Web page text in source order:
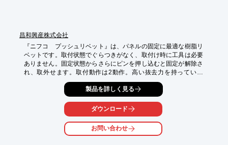
昌和興産株式会社
『ニフコ　プッシュリベット』は、パネルの固定に最適な樹脂リ
ベットです。取付状態でぐらつきがなく、取付け時に工具は必要
ありません。固定状態からさらにピンを押し込むと固定が解除さ
れ、取外せます。取付動作は2動作。高い抜去力を持っていま
■パネルの脱着を極めて容易に行える
■。取付状態でぐらつきがなく、取付け時に工具は必要無し
■固定状態からさらにピンを押し込むと固定が解除
※詳細は資料請求して頂くかダウンロードからPDFデータをご覧
製品を詳しく見る
ダウンロード
お問い合わせ